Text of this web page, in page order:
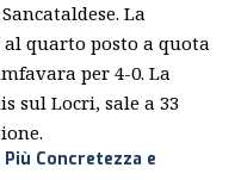
La
al quarto posto a quota
per 4-0. La
sul Locri, sale a 33
Concretezza e